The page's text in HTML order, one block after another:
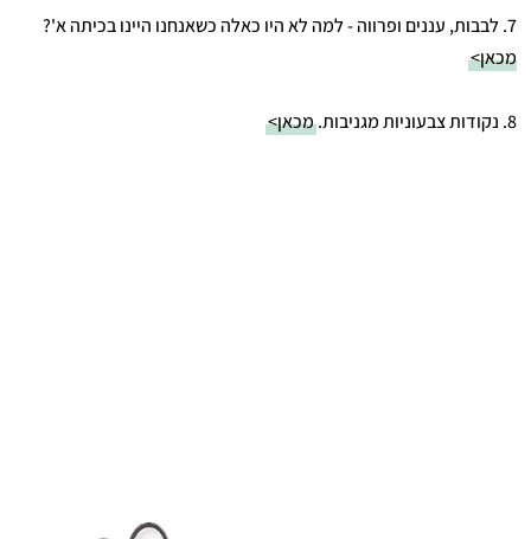
7. לבבות, עננים ופרווה - למה לא היו כאלה כשאנחנו היינו בכיתה א'?
מכאן>
8. נקודות צבעוניות מגניבות. מכאן>